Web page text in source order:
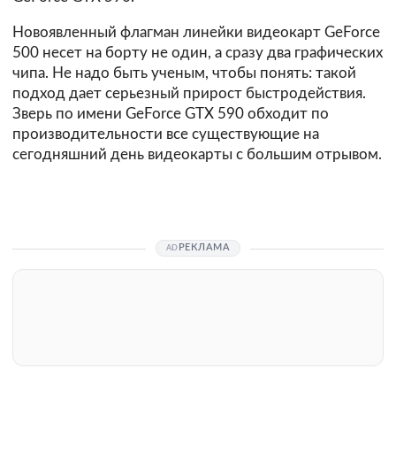
Новоявленный флагман линейки видеокарт GeForce
500 несет на борту не один, а сразу два графических
чипа. Не надо быть ученым, чтобы понять: такой
подход дает серьезный прирост быстродействия.
Зверь по имени GeForce GTX 590 обходит по
производительности все существующие на
сегодняшний день видеокарты с большим отрывом.
РЕКЛАМА